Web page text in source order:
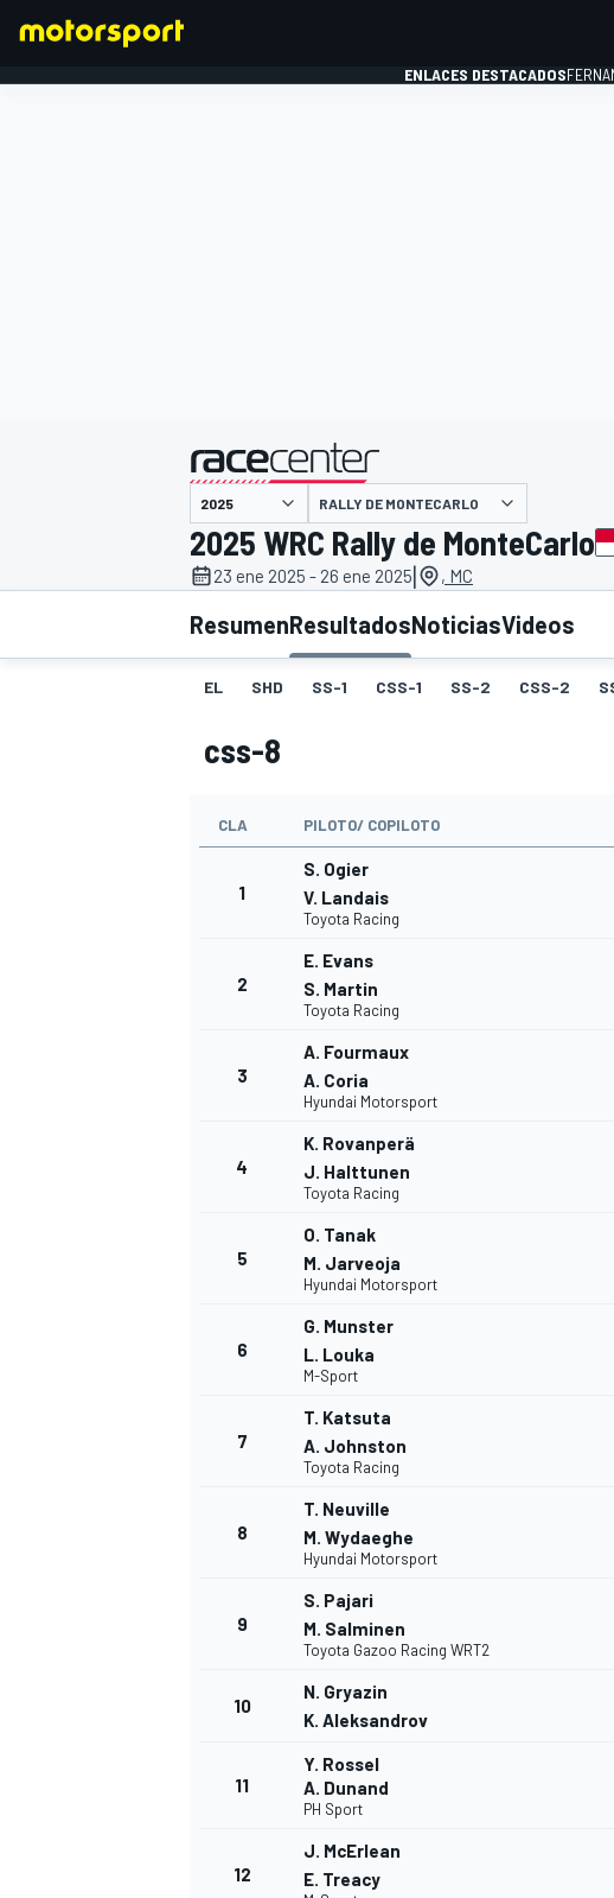
INDYCAR WRC
ENLACES DESTACADOS
presentado por
RALLY DE MONTECARLO
2025 WRC Rally de MonteCarlo
23 ene 2025 - 26 ene 2025| , MC
ResumenResultadosNoticiasVideos
EL SHD SS-1 CSS-1 SS-2 CSS-2
css-8
CLA PILOTO/ COPILOTO
1
S. Ogier
V. Landais
Toyota Racing
2
E. Evans
S. Martin
Toyota Racing
3
A. Fourmaux
A. Coria
Hyundai Motorsport
4
K. Rovanperä
J. Halttunen
Toyota Racing
5
O. Tanak
M. Jarveoja
Hyundai Motorsport
6
G. Munster
L. Louka
M-Sport
7
T. Katsuta
A. Johnston
Toyota Racing
8
T. Neuville
M. Wydaeghe
Hyundai Motorsport
9
S. Pajari
M. Salminen
Toyota Gazoo Racing WRT2
10
N. Gryazin
K. Aleksandrov
11
Y. Rossel
A. Dunand
PH Sport
12
J. McErlean
E. Treacy